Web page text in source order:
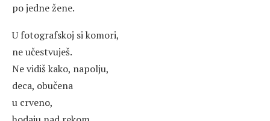
po jedne žene.
U fotografskoj si komori,
ne učestvuješ.
Ne vidiš kako, napolju,
deca, obučena
u crveno,